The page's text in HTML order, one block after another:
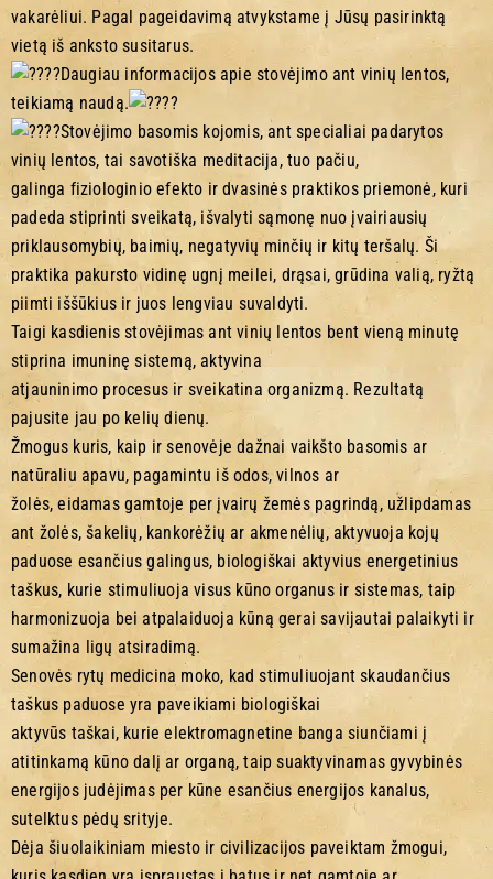
vakarėliui. Pagal pageidavimą atvykstame į Jūsų pasirinktą
vietą iš anksto susitarus.
Daugiau informacijos apie stovėjimo ant vinių lentos,
teikiamą naudą.
Stovėjimo basomis kojomis, ant specialiai padarytos
vinių lentos, tai savotiška meditacija, tuo pačiu,
galinga fiziologinio efekto ir dvasinės praktikos priemonė, kuri
padeda stiprinti sveikatą, išvalyti sąmonę nuo įvairiausių
priklausomybių, baimių, negatyvių minčių ir kitų teršalų. Ši
praktika pakursto vidinę ugnį meilei, drąsai, grūdina valią, ryžtą
piimti iššūkius ir juos lengviau suvaldyti.
Taigi kasdienis stovėjimas ant vinių lentos bent vieną minutę
stiprina imuninę sistemą, aktyvina
atjauninimo procesus ir sveikatina organizmą. Rezultatą
pajusite jau po kelių dienų.
Žmogus kuris, kaip ir senovėje dažnai vaikšto basomis ar
natūraliu apavu, pagamintu iš odos, vilnos ar
žolės, eidamas gamtoje per įvairų žemės pagrindą, užlipdamas
ant žolės, šakelių, kankorėžių ar akmenėlių, aktyvuoja kojų
paduose esančius galingus, biologiškai aktyvius energetinius
taškus, kurie stimuliuoja visus kūno organus ir sistemas, taip
harmonizuoja bei atpalaiduoja kūną gerai savijautai palaikyti ir
sumažina ligų atsiradimą.
Senovės rytų medicina moko, kad stimuliuojant skaudančius
taškus paduose yra paveikiami biologiškai
aktyvūs taškai, kurie elektromagnetine banga siunčiami į
atitinkamą kūno dalį ar organą, taip suaktyvinamas gyvybinės
energijos judėjimas per kūne esančius energijos kanalus,
sutelktus pėdų srityje.
Dėja šiuolaikiniam miesto ir civilizacijos paveiktam žmogui,